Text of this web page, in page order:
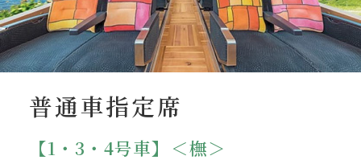
普通車指定席
【1・3・4号車】＜橅＞